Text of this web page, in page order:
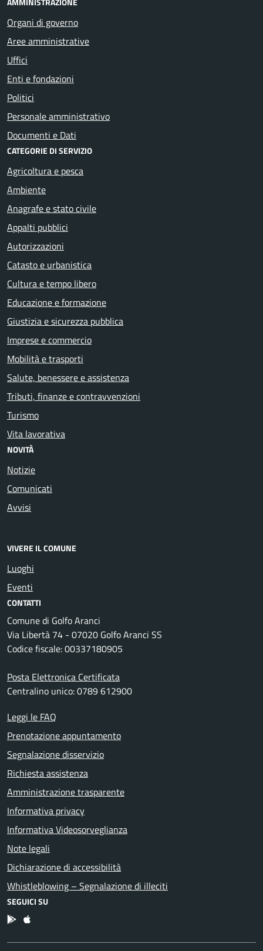
Organi di governo
Aree amministrative
Uffici
Enti e fondazioni
Politici
Personale amministrativo
Documenti e Dati
CATEGORIE DI SERVIZIO
Agricoltura e pesca
Ambiente
Anagrafe e stato civile
Appalti pubblici
Autorizzazioni
Catasto e urbanistica
Cultura e tempo libero
Educazione e formazione
Giustizia e sicurezza pubblica
Imprese e commercio
Mobilità e trasporti
Salute, benessere e assistenza
Tributi, finanze e contravvenzioni
Turismo
Vita lavorativa
NOVITÀ
Notizie
Comunicati
Avvisi
VIVERE IL COMUNE
Luoghi
Eventi
CONTATTI
Comune di Golfo Aranci
Via Libertà 74 - 07020 Golfo Aranci SS
Codice fiscale: 00337180905
Posta Elettronica Certificata
Centralino unico: 0789 612900
Leggi le FAQ
Prenotazione appuntamento
Segnalazione disservizio
Richiesta assistenza
Amministrazione trasparente
Informativa privacy
Informativa Videosorveglianza
Note legali
Dichiarazione di accessibilità
Whistleblowing – Segnalazione di illeciti
SEGUICI SU
App Android
App IOS